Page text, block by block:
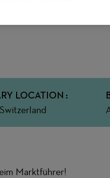
LOCATION
Marktführer!